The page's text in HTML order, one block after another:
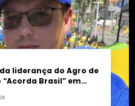
liderança do Agro de
Brasil” em